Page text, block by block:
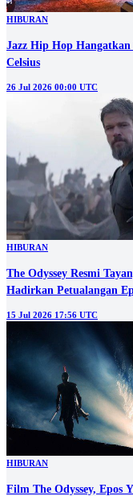
HIBURAN
Jazz Hip Hop
Celsius
26 Jul 2026 00:00 UTC
HIBURAN
The Odyssey Resmi
Hadirkan Petualangan
15 Jul 2026 17:56 UTC
HIBURAN
Film The Odyssey, Epos